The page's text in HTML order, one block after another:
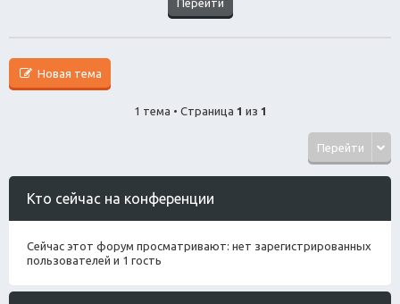
Новая тема
1 тема • Страница 1 из 1
Перейти
Кто сейчас на конференции
Сейчас этот форум просматривают: нет зарегистрированных
пользователей и 1 гость